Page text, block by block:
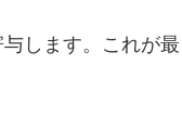
します。これが最